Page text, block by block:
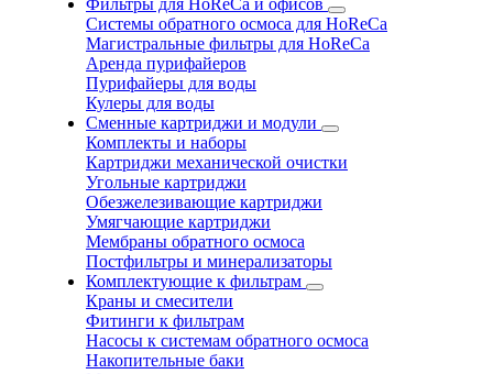
Фильтры для HoReCa и офисов
Системы обратного осмоса для HoReCa
Магистральные фильтры для HoReCa
Аренда пурифайеров
Пурифайеры для воды
Кулеры для воды
Сменные картриджи и модули
Комплекты и наборы
Картриджи механической очистки
Угольные картриджи
Обезжелезивающие картриджи
Умягчающие картриджи
Мембраны обратного осмоса
Постфильтры и минерализаторы
Комплектующие к фильтрам
Краны и смесители
Фитинги к фильтрам
Насосы к системам обратного осмоса
Накопительные баки